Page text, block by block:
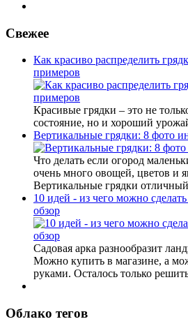
Свежее
Как красиво распределить
примеров
Красивые грядки – это не
состояние, но и хороший
Вертикальные грядки: 8 фото
Что делать если огород
очень много овощей, цветов и
Вертикальные грядки
10 идей - из чего можно
обзор
Садовая арка разнообразит
Можно купить в магазине, а
руками. Осталось только
Облако тегов